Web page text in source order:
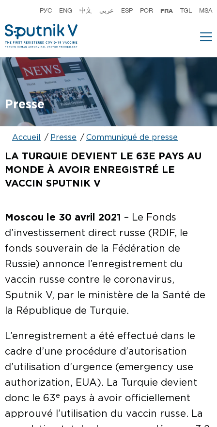
РУС ENG 中文 عربي ESP POR FRA TGL MSA
Presse
Accueil Presse Communiqué de presse
LA TURQUIE DEVIENT LE 63E PAYS AU
MONDE À AVOIR ENREGISTRÉ LE
VACCIN SPUTNIK V
Moscou le 30 avril 2021
– Le Fonds
d’investissement direct russe (RDIF, le
fonds souverain de la Fédération de
Russie) annonce l’enregistrement du
vaccin russe contre le coronavirus,
Sputnik V, par le ministère de la Santé de
la République de Turquie.
L’enregistrement a été effectué dans le
cadre d’une procédure d’autorisation
d’utilisation d’urgence (emergency use
authorization, EUA). La Turquie devient
donc le 63 e
pays à avoir officiellement
approuvé l’utilisation du vaccin russe. La